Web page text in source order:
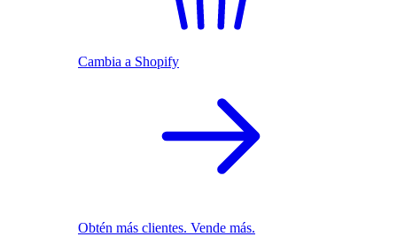
Cambia a Shopify
Obtén más clientes. Vende más.